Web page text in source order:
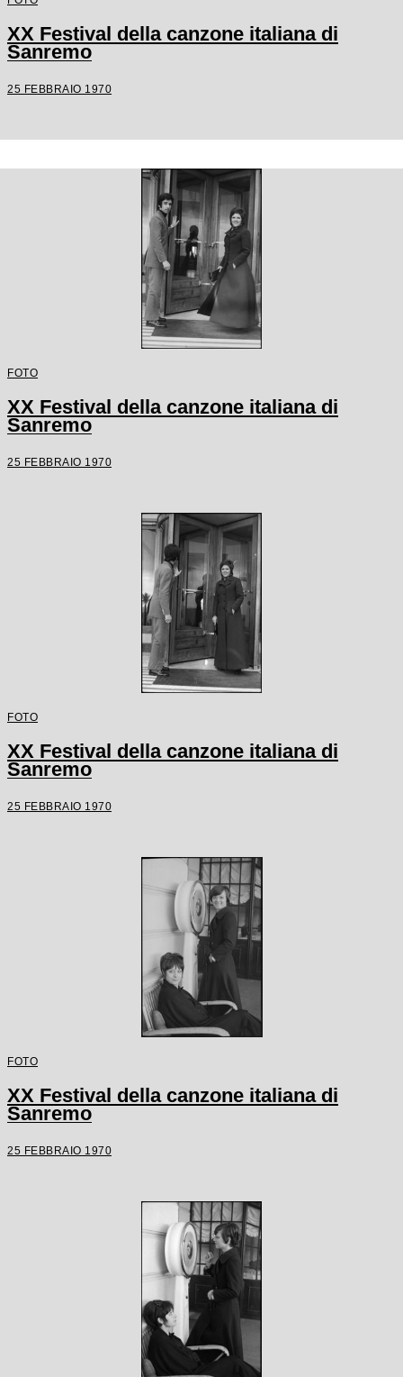
XX Festival della canzone italiana di
Sanremo
25 FEBBRAIO 1970
FOTO
XX Festival della canzone italiana di
Sanremo
25 FEBBRAIO 1970
FOTO
XX Festival della canzone italiana di
Sanremo
25 FEBBRAIO 1970
FOTO
XX Festival della canzone italiana di
Sanremo
25 FEBBRAIO 1970